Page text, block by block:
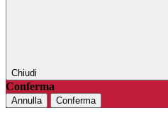
Chiudi
Conferma
Annulla Conferma